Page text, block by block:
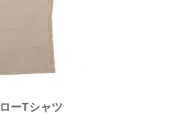
ーTシャツ